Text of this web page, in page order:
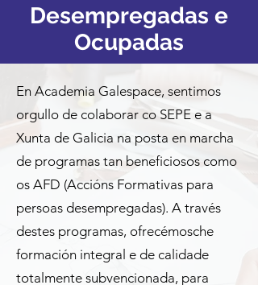
Desempregadas e
Ocupadas
En Academia Galespace, sentimos
orgullo de colaborar co SEPE e a
Xunta de Galicia na posta en marcha
de programas tan beneficiosos como
os AFD (Accións Formativas para
persoas desempregadas). A través
destes programas, ofrecémosche
formación integral e de calidade
totalmente subvencionada, para